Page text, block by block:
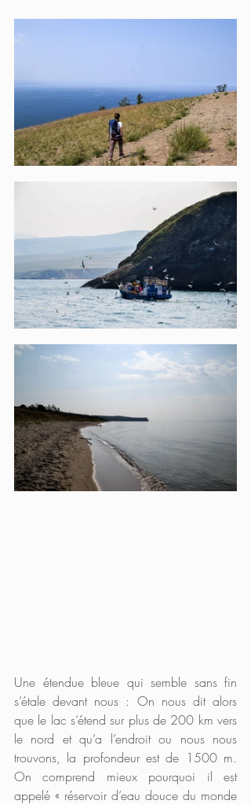
Une étendue bleue qui semble sans fin
s’étale devant nous : On nous dit alors
que le lac s’étend sur plus de 200 km vers
le nord et qu’a l’endroit ou nous nous
trouvons, la profondeur est de 1500 m.
On comprend mieux pourquoi il est
appelé « réservoir d’eau douce du monde